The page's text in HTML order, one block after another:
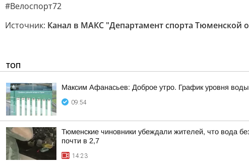
#Велоспорт72
Источник: Канал в МАКС "Департамент спорта Тюменской
ТОП
Максим Афанасьев: Доброе утро. График уровня
09:54
Тюменские чиновники убеждали жителей, что вода
почти в 2,7
14:23